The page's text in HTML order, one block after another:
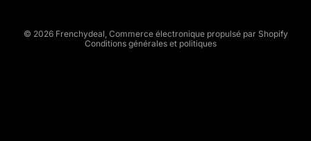
© 2026 Frenchydeal Commerce électronique propulsé par Shopify
Conditions générales et politiques